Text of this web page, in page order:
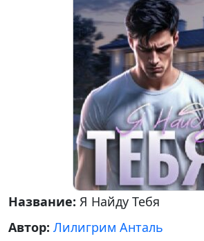
Название: Я Найду Тебя
Автор: Лилигрим Анталь